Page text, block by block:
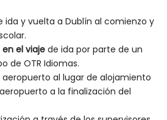
ida y vuelta a Dublín al comienzo y
el viajede ida por parte de un
de OTR Idiomas.
aeropuerto al lugar de alojamiento
a la finalización del